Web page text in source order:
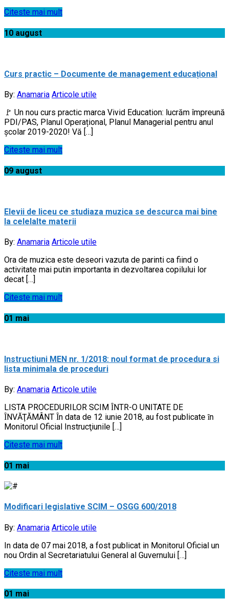
Citeste mai mult
10 august
Curs practic – Documente de management educațional
By: Anamaria Articole utile
🚩 Un nou curs practic marca Vivid Education: lucrăm împreună
PDI/PAS, Planul Operațional, Planul Managerial pentru anul
școlar 2019-2020! Vă […]
Citeste mai mult
09 august
Elevii de liceu ce studiaza muzica se descurca mai bine
la celelalte materii
By: Anamaria Articole utile
Ora de muzica este deseori vazuta de parinti ca fiind o
activitate mai putin importanta in dezvoltarea copilului lor
decat […]
Citeste mai mult
01 mai
Instructiuni MEN nr. 1/2018: noul format de procedura si
lista minimala de proceduri
By: Anamaria Articole utile
LISTA PROCEDURILOR SCIM ȊNTR-O UNITATE DE
ȊNVĂŢĂMÂNT Ȋn data de 12 iunie 2018, au fost publicate ȋn
Monitorul Oficial Instrucţiunile […]
Citeste mai mult
01 mai
Modificari legislative SCIM – OSGG 600/2018
By: Anamaria Articole utile
In data de 07 mai 2018, a fost publicat in Monitorul Oficial un
nou Ordin al Secretariatului General al Guvernului […]
Citeste mai mult
01 mai